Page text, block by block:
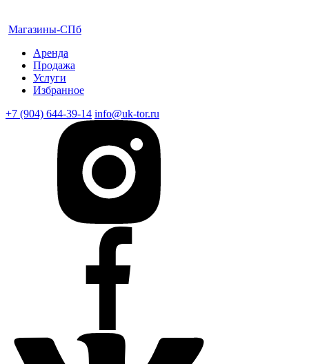
Магазины-СПб
Аренда
Продажа
Услуги
Избранное
+7 (904) 644-39-14 info@uk-tor.ru